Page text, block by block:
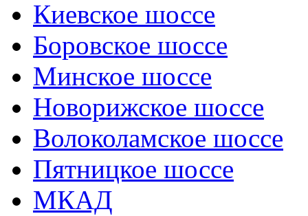
Киевское шоссе
Боровское шоссе
Минское шоссе
Новорижское шоссе
Волоколамское шоссе
Пятницкое шоссе
МКАД